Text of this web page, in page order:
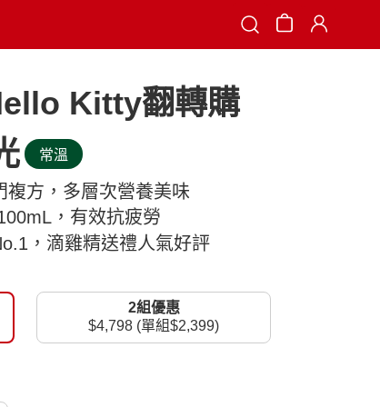
Search
Kitty翻轉購
常溫
方，多層次營養美味
，有效抗疲勞
，滴雞精送禮人氣好評
2組優惠
$4,798 (單組$2,399)